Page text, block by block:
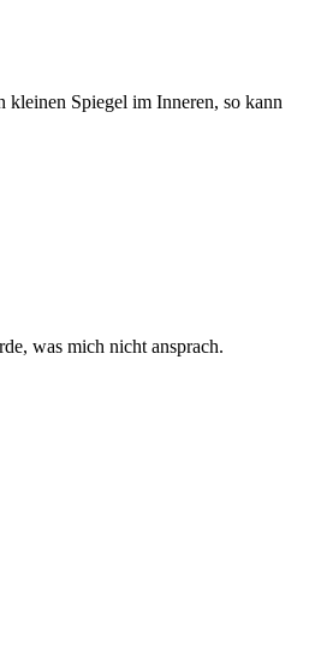
Spiegel im Inneren, so kann
was mich nicht ansprach.